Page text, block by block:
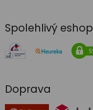
Spolehlivý eshop
Doprava